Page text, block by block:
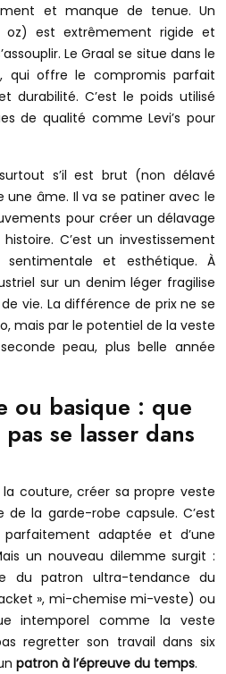
et manque de tenue. Un
oz) est extrêmement rigide et
Le Graal se situe dans le
, qui offre le compromis parfait
durabilité. C’est le poids utilisé
de qualité comme Levi’s pour
s’il est brut (non délavé
une âme. Il va se patiner avec le
pour créer un délavage
C’est un investissement
et esthétique. À
sur un denim léger fragilise
vie. La différence de prix ne se
mais par le potentiel de la veste
peau, plus belle année
ou basique : que
se lasser dans
couture, créer sa propre veste
la garde-robe capsule. C’est
parfaitement adaptée et d’une
un nouveau dilemme surgit :
du patron ultra-tendance du
», mi-chemise mi-veste) ou
intemporel comme la veste
regretter son travail dans six
patron à l’épreuve du temps.